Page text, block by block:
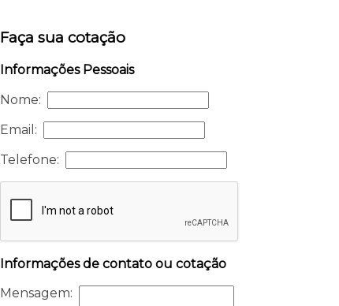
Faça sua cotação
Informações Pessoais
Nome:
Email:
Telefone:
Informações de contato ou cotação
Mensagem: